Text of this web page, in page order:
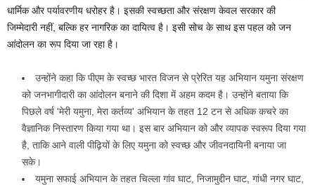
धार्मिक और पर्यावरणीय धरोहर है। इसकी स्वच्छता और संरक्षण केवल सरकार की
जिम्मेदारी नहीं, बल्कि हर नागरिक का दायित्व है। इसी सोच के साथ इस पहल को जन
आंदोलन का रूप दिया जा रहा है।
उन्होंने कहा कि पीएम के स्वच्छ भारत विजन से प्रेरित यह अभियान यमुना संरक्षण
को जनभागीदारी का आंदोलन बनाने की दिशा में अहम कदम है। उन्होंने बताया कि
पिछले वर्ष 'मेरी यमुना, मेरा कर्तव्य' अभियान के तहत 12 टन से अधिक कचरे का
वैज्ञानिक निस्तारण किया गया था। इस बार अभियान को और व्यापक स्वरूप दिया गया
है, ताकि आने वाली पीढ़ियों के लिए यमुना को स्वच्छ और जीवनदायिनी बनाया जा
सके।
यमुना सफाई अभियान के तहत चिल्ला गांव घाट, निजामुद्दीन घाट, गांधी नगर घाट,